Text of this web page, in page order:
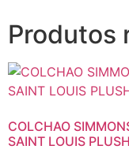
Produtos
COLCHAO
SAINT LOUIS PLUSH